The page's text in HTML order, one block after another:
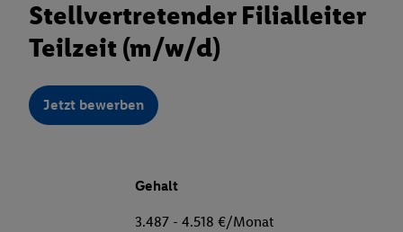
Stellvertretender Filialleiter
Teilzeit (m/w/d)
Jetzt bewerben
Gehalt
3.487 - 4.518 €/Monat